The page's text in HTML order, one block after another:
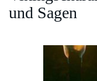
und Sagen